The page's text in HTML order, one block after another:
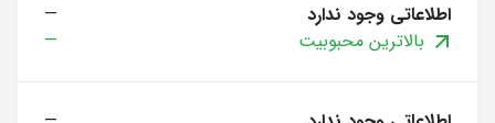
اطلاعاتی وجود ندارد
—
بالاترین محبوبیت
—